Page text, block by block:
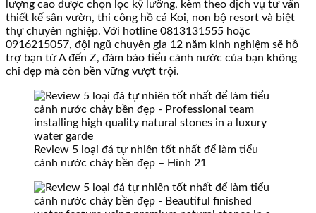
lượng cao được chọn lọc kỹ lưỡng, kèm theo dịch vụ tư vấn
thiết kế sân vườn, thi công hồ cá Koi, non bộ resort và biệt
thự chuyên nghiệp. Với hotline 0813131555 hoặc
0916215057, đội ngũ chuyên gia 12 năm kinh nghiệm sẽ hỗ
trợ bạn từ A đến Z, đảm bảo tiểu cảnh nước của bạn không
chỉ đẹp mà còn bền vững vượt trội.
Review 5 loại đá tự nhiên tốt nhất để làm tiểu
cảnh nước chảy bền đẹp – Hình 21